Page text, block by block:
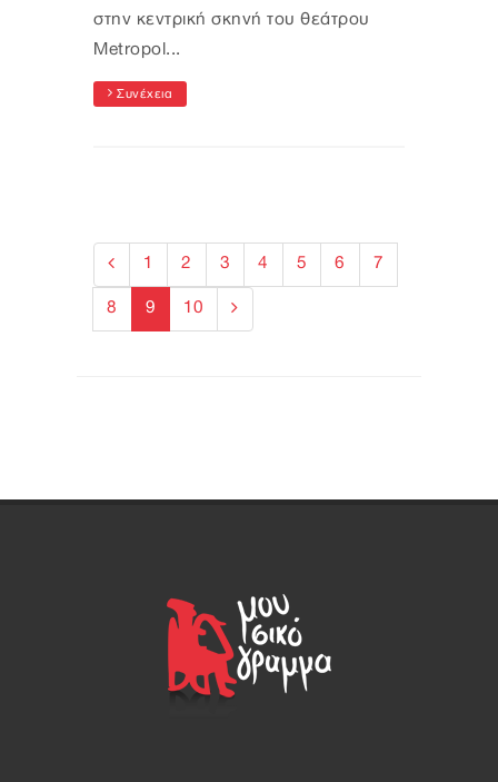
στην κεντρική σκηνή του θεάτρου
Metropol...
Συνέχεια
1 2 3 4 5 6 7
8 9 10